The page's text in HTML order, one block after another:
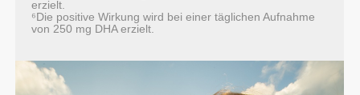
erzielt.
⁶Die positive Wirkung wird bei einer täglichen Aufnahme
von 250 mg DHA erzielt.